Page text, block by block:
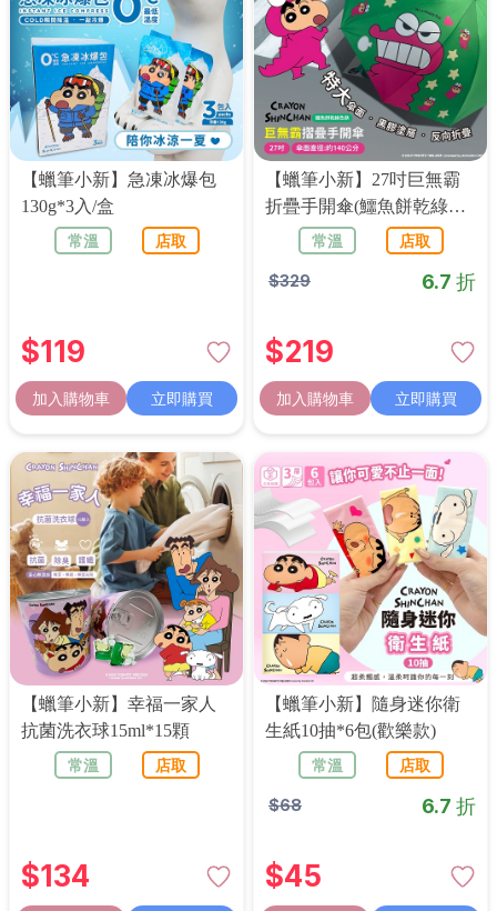
【蠟筆小新】急凍冰爆包
130g*3入/盒
常溫
店取
$119
加入購物車 立即購買
【蠟筆小新】27吋巨無霸
折疊手開傘(鱷魚餅乾綠色
常溫 店取
$329 6.7 折
$219
加入購物車 立即購買
【蠟筆小新】幸福一家人
抗菌洗衣球15ml*15顆
常溫
店取
$134
【蠟筆小新】隨身迷你衛
生紙10抽*6包(歡樂款)
常溫
店取
$68 6.7 折
$45